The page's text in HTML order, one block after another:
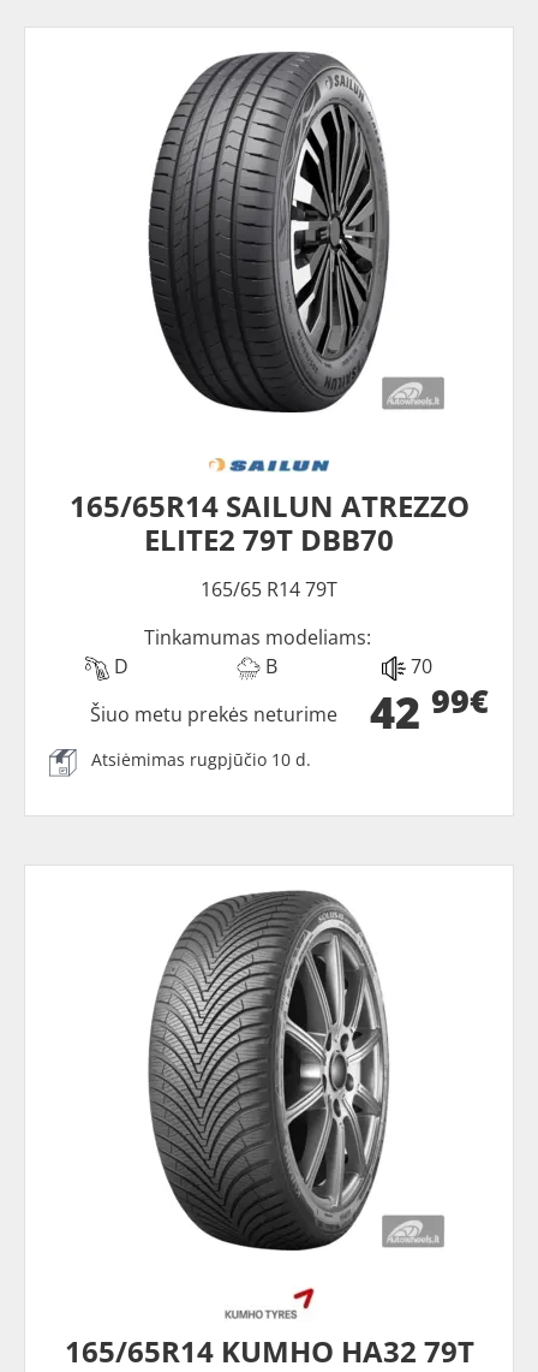
165/65R14 SAILUN ATREZZO
ELITE2 79T DBB70
165/65 R14 79T
Tinkamumas modeliams:
D
B 70
42 99€
Šiuo metu prekės neturime
Atsiėmimas rugpjūčio 10 d.
165/65R14 KUMHO HA32 79T